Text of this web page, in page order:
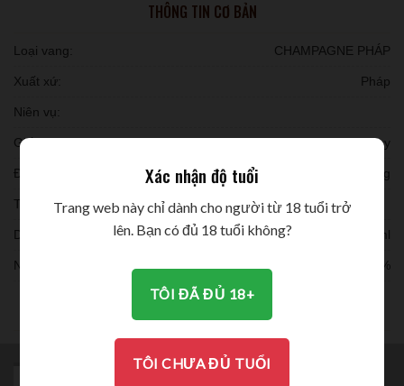
THÔNG TIN CƠ BẢN
Loại vang: CHAMPAGNE PHÁP
Xuất xứ: Pháp
Niên vụ:
Giống nho: Chardonnay
Đóng chai: 6 chai/ thùng
Thời gian ủ:
Dung tích: 750ml
Nồng độ: 12.5%
Xác nhận độ tuổi
Trang web này chỉ dành cho người từ 18 tuổi trở
lên. Bạn có đủ 18 tuổi không?
TÔI ĐÃ ĐỦ 18+
TÔI CHƯA ĐỦ TUỔI